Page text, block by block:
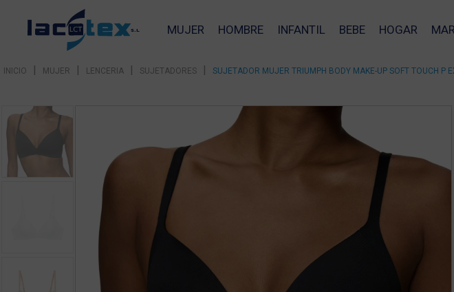
MUJER HOMBRE INFANTIL BEBE HOGAR
INICIO | MUJER | LENCERIA | SUJETADORES | SUJETADOR MUJER TRIUMPH BODY MAKE-UP SOFT TOUCH P